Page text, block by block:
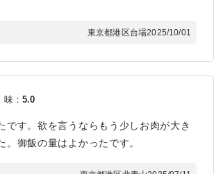
東京都港区台場2025/10/01
味：5.0
す。欲を言うならもう少しお肉が大き
御飯の量はよかったです。